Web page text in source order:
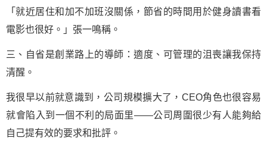
「就近居住和加不加班沒關係，節省的時間用於健身讀書看
電影也很好。」張一鳴稱。
三、自省是創業路上的導師：適度、可管理的沮喪讓我保持
清醒。
我很早以前就意識到，公司規模擴大了，CEO角色也很容易
就會陷入到一個不利的局面里——公司周圍很少有人能夠給
自己提有效的要求和批評。